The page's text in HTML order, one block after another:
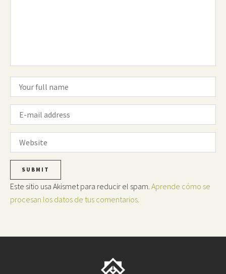
Este sitio usa Akismet para reducir el spam. Aprende cómo se
procesan los datos de tus comentarios.